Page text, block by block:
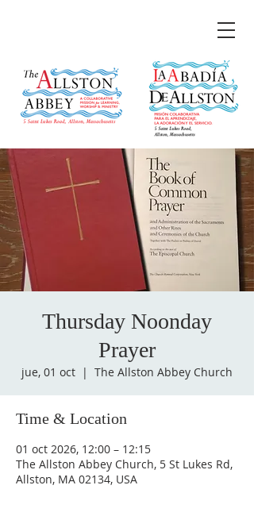
Thursday Noonday
Prayer
jue, 01 oct
  |
The Allston Abbey Church
Time & Location
01 oct 2026, 12:00 – 12:15
The Allston Abbey Church, 5 St Lukes Rd,
Allston, MA 02134, USA